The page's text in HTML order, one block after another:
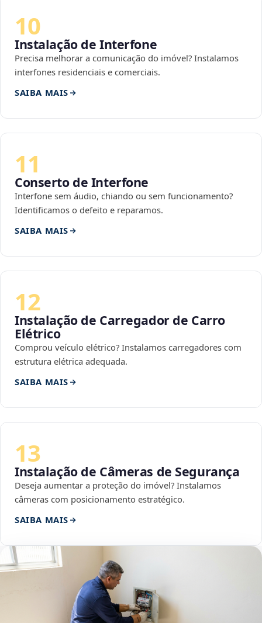
10
Instalação de Interfone
Precisa melhorar a comunicação do imóvel? Instalamos
interfones residenciais e comerciais.
SAIBA MAIS
11
Conserto de Interfone
Interfone sem áudio, chiando ou sem funcionamento?
Identificamos o defeito e reparamos.
SAIBA MAIS
12
Instalação de Carregador de Carro
Elétrico
Comprou veículo elétrico? Instalamos carregadores com
estrutura elétrica adequada.
SAIBA MAIS
13
Instalação de Câmeras de Segurança
Deseja aumentar a proteção do imóvel? Instalamos
câmeras com posicionamento estratégico.
SAIBA MAIS